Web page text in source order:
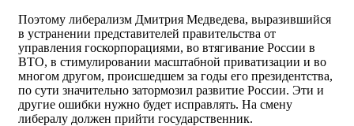
Поэтому либерализм Дмитрия Медведева, выразившийся
в устранении представителей правительства от
управления госкорпорациями, во втягивание России в
ВТО, в стимулировании масштабной приватизации и во
многом другом, происшедшем за годы его президентства,
по сути значительно затормозил развитие России. Эти и
другие ошибки нужно будет исправлять. На смену
либералу должен прийти государственник.